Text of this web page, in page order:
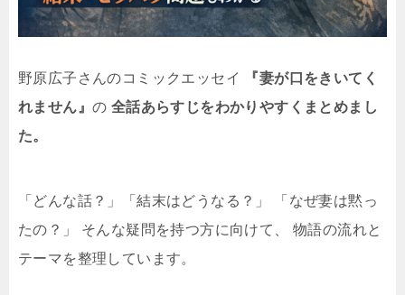
野原広子さんのコミックエッセイ
『妻が口をきいてく
れません』 の 全話あらすじをわかりやすくまとめまし
た。
「どんな話？」「結末はどうなる？」 「なぜ妻は黙っ
たの？」 そんな疑問を持つ方に向けて、 物語の流れと
テーマを整理しています。